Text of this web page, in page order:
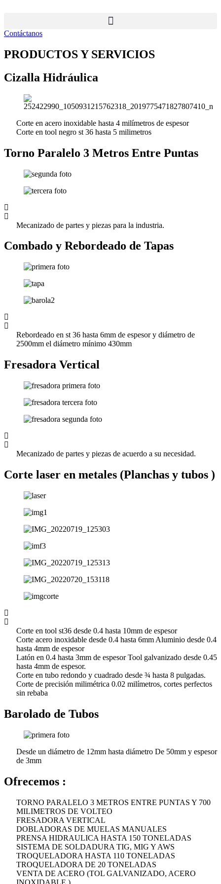
Contáctanos
PRODUCTOS Y SERVICIOS
Cizalla Hidráulica
Corte en acero inoxidable hasta 4 milímetros de espesor
Corte en tool negro st 36 hasta 5 milimetros
Torno Paralelo 3 Metros Entre Puntas
Mecanizado de partes y piezas para la industria.
Combado y Rebordeado de Tapas
Rebordeado en st 36 hasta 6mm de espesor y diámetro de
2500mm el diámetro mínimo 430mm
Fresadora Vertical
Mecanizado de partes y piezas de acuerdo a su necesidad.
Corte laser en metales (Planchas y tubos )
Corte en tool st36 desde 0.4 hasta 10mm de espesor
Corte acero inoxidable desde 0.4 hasta 6mm Aluminio desde 0.4
hasta 4mm de espesor
Latón en 0.4 hasta 3mm de espesor Tool galvanizado desde 0.45
hasta 4mm de espesor.
Corte en tubo redondo y cuadrado desde ¾ hasta 8 pulgadas.
Corte de precisión milimétrica 0.02 milímetros, cortes perfectos
sin rebaba
Barolado de Tubos
Desde un diámetro de 12mm hasta diámetro De 50mm y espesor
de 3mm
Ofrecemos :
TORNO PARALELO 3 METROS ENTRE PUNTAS Y 700
MILIMETROS DE VOLTEO
FRESADORA VERTICAL
DOBLADORAS DE MUELAS MANUALES
PRENSA HIDRAULICA HASTA 150 TONELADAS
SISTEMA DE SOLDADURA TIG, MIG Y AWS
TROQUELADORA HASTA 110 TONELADAS
TROQUELADORA DE 20 TONELADAS
VENTA DE ACERO (TOL GALVANIZADO, ACERO
INOXIDABLE )